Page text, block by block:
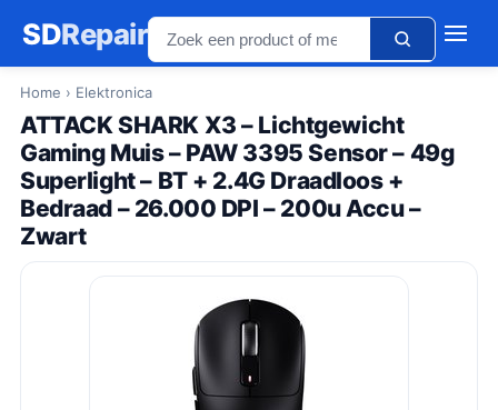
SDRepair
Home › Elektronica
ATTACK SHARK X3 – Lichtgewicht
Gaming Muis – PAW 3395 Sensor – 49g
Superlight – BT + 2.4G Draadloos +
Bedraad – 26.000 DPI – 200u Accu –
Zwart